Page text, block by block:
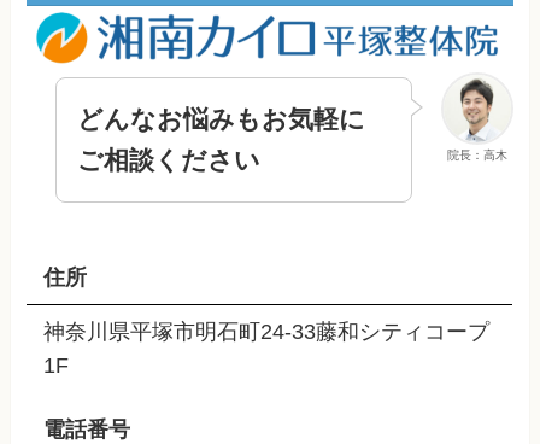
院長：高木
どんなお悩みもお気軽に
ご相談ください
住所
神奈川県平塚市明石町24-33藤和シティコープ
1F
電話番号